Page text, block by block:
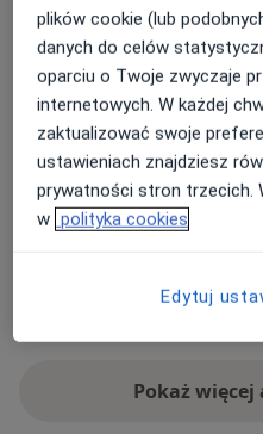
w przyjaznej
na konsultację w
plików cookie (lub
danych do celów
oparciu o Twoje zwyczaje
internetowych. W każdej
zaktualizować swoje
ustawieniach znajdziesz
prywatności stron trzecich.
w polityka cookies
Edytuj